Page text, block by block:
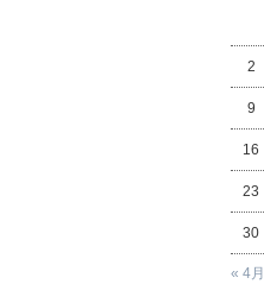
« 4月
2
9
16
23
30